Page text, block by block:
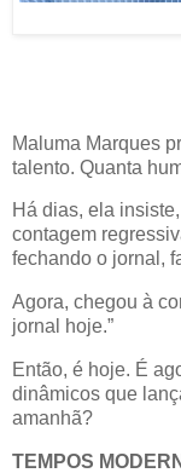
Maluma Marques
talento. Quanta
Há dias, ela
contagem
fechando o jornal,
Agora, chegou à
jornal hoje.”
Então, é hoje. É
dinâmicos que
amanhã?
TEMPOS